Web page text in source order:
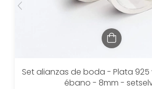
Set alianzas de boda - Plata
ébano - 8mm -